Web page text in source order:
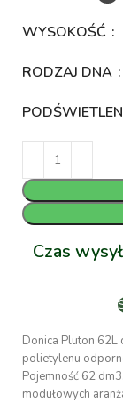
WYSOKOŚĆ
RODZAJ DNA
Czas
Donica Pluton 62L
polietylenu
Pojemność 62
modułowych